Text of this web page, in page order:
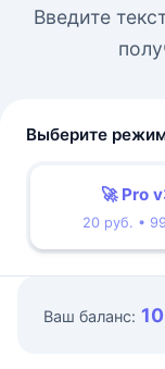
Введите
Выберите
🚀 Pro
20 руб. •
Ваш баланс: